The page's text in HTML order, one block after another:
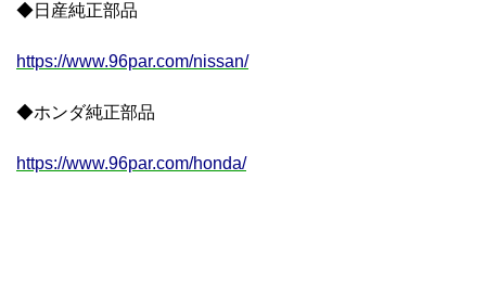
◆日産純正部品
https://www.96par.com/nissan/
◆ホンダ純正部品
https://www.96par.com/honda/